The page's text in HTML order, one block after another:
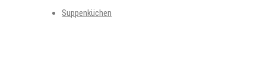
Suppenküchen